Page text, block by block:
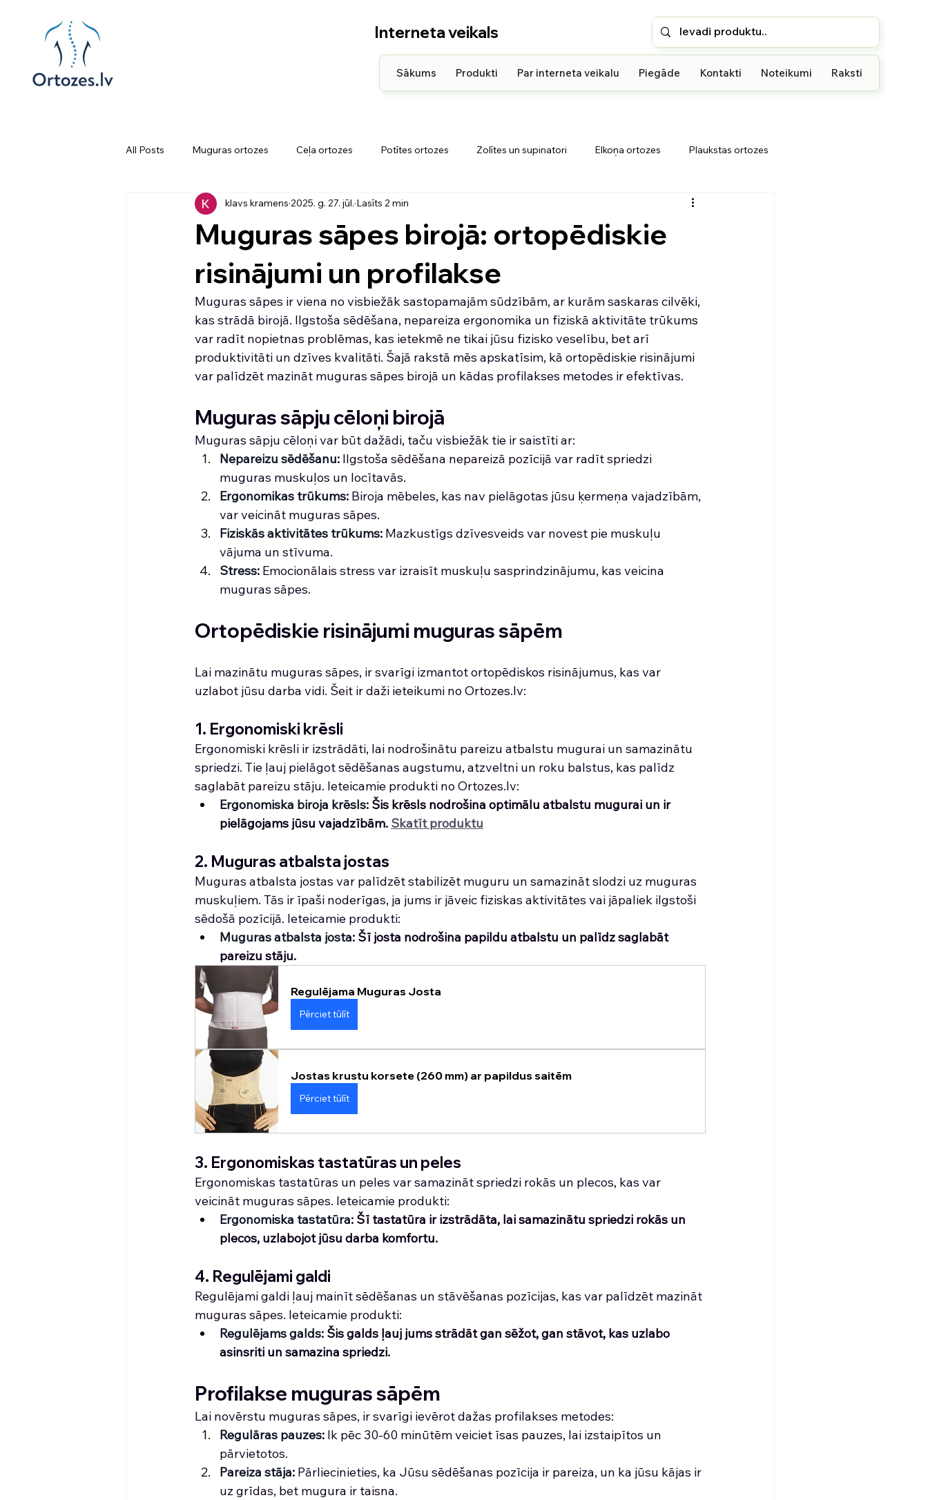
Sākums Produkti Par interneta veikalu Piegāde Kontakti Noteikumi Raksti
Interneta veikals
All Posts Muguras ortozes Ceļa ortozes Potītes ortozes Zolītes un supinatori Elkoņa ortozes Plaukstas ortozes
Pārvietošanās palīglīdzekļi Kakla ortozes Pleca ortozes Rokas iekāršanas ortoze
Muguras sāpes birojā: ortopēdiskie
risinājumi un profilakse
klavs kramens 2025. g. 27. jūl. Lasīts 2 min
Muguras sāpes ir viena no visbiežāk sastopamajām sūdzībām, ar kurām saskaras cilvēki,
kas strādā birojā. Ilgstoša sēdēšana, nepareiza ergonomika un fiziskā aktivitāte trūkums
var radīt nopietnas problēmas, kas ietekmē ne tikai jūsu fizisko veselību, bet arī
produktivitāti un dzīves kvalitāti. Šajā rakstā mēs apskatīsim, kā ortopēdiskie risinājumi
var palīdzēt mazināt muguras sāpes birojā un kādas profilakses metodes ir efektīvas.
Muguras sāpju cēloņi birojā
Muguras sāpju cēloņi var būt dažādi, taču visbiežāk tie ir saistīti ar:
Nepareizu sēdēšanu: Ilgstoša sēdēšana nepareizā pozīcijā var radīt spriedzi
muguras muskuļos un locītavās.
Ergonomikas trūkums: Biroja mēbeles, kas nav pielāgotas jūsu ķermeņa vajadzībām,
var veicināt muguras sāpes.
Fiziskās aktivitātes trūkums: Mazkustīgs dzīvesveids var novest pie muskuļu
vājuma un stīvuma.
Stress: Emocionālais stress var izraisīt muskuļu sasprindzinājumu, kas veicina
muguras sāpes.
Ortopēdiskie risinājumi muguras sāpēm
Lai mazinātu muguras sāpes, ir svarīgi izmantot ortopēdiskos risinājumus, kas var
uzlabot jūsu darba vidi. Šeit ir daži ieteikumi no Ortozes.lv:
1. Ergonomiski krēsli
Ergonomiski krēsli ir izstrādāti, lai nodrošinātu pareizu atbalstu mugurai un samazinātu
spriedzi. Tie ļauj pielāgot sēdēšanas augstumu, atzveltni un roku balstus, kas palīdz
saglabāt pareizu stāju. Ieteicamie produkti no Ortozes.lv:
Ergonomiska biroja krēsls: Šis krēsls nodrošina optimālu atbalstu mugurai un ir
pielāgojams jūsu vajadzībām. Skatīt produktu
2. Muguras atbalsta jostas
Muguras atbalsta jostas var palīdzēt stabilizēt muguru un samazināt slodzi uz muguras
muskuļiem. Tās ir īpaši noderīgas, ja jums ir jāveic fiziskas aktivitātes vai jāpaliek ilgstoši
sēdošā pozīcijā. Ieteicamie produkti:
Muguras atbalsta josta: Šī josta nodrošina papildu atbalstu un palīdz saglabāt
pareizu stāju.
Regulējama Muguras Josta
Pērciet tūlīt
Jostas krustu korsete (260 mm) ar papildus saitēm
Pērciet tūlīt
3. Ergonomiskas tastatūras un peles
Ergonomiskas tastatūras un peles var samazināt spriedzi rokās un plecos, kas var
veicināt muguras sāpes. Ieteicamie produkti:
Ergonomiska tastatūra: Šī tastatūra ir izstrādāta, lai samazinātu spriedzi rokās un
plecos, uzlabojot jūsu darba komfortu.
4. Regulējami galdi
Regulējami galdi ļauj mainīt sēdēšanas un stāvēšanas pozīcijas, kas var palīdzēt mazināt
muguras sāpes. Ieteicamie produkti:
Regulējams galds: Šis galds ļauj jums strādāt gan sēžot, gan stāvot, kas uzlabo
asinsriti un samazina spriedzi.
Profilakse muguras sāpēm
Lai novērstu muguras sāpes, ir svarīgi ievērot dažas profilakses metodes:
Regulāras pauzes: Ik pēc 30-60 minūtēm veiciet īsas pauzes, lai izstaipītos un
pārvietotos.
Pareiza stāja: Pārliecinieties, ka Jūsu sēdēšanas pozīcija ir pareiza, un ka jūsu kājas ir
uz grīdas, bet mugura ir taisna.